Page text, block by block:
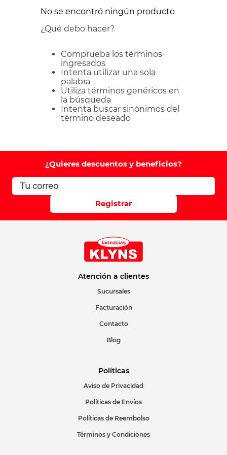
No se encontró ningún producto
¿Qué debo hacer?
Comprueba los términos
ingresados
Intenta utilizar una sola
palabra
Utiliza términos genéricos en
la búsqueda
Intenta buscar sinónimos del
término deseado
¿Quieres descuentos y beneficios?
Registrar
Atención a clientes
Sucursales
Facturación
Contacto
Blog
Políticas
Aviso de Privacidad
Políticas de Envíos
Políticas de Reembolso
Términos y Condiciones